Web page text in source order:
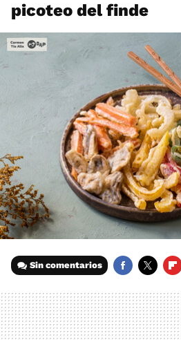
picoteo del finde
Sin comentarios